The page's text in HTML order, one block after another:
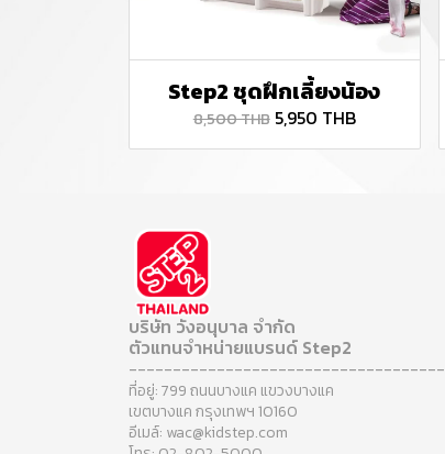
Step2 ชุดฝึกเลี้ยงน้อง
8,500 THB 5,950 THB
บริษัท วังอนุบาล จำกัด
ตัวแทนจำหน่ายแบรนด์ Step2
------------------------------------
ที่อยู่: 799 ถนนบางแค แขวงบางแค
เขตบางแค กรุงเทพฯ 10160
อีเมล์: wac@kidstep.com